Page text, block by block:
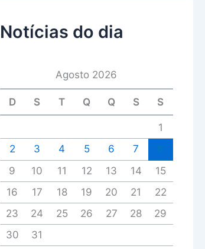
Notícias do dia
Agosto 2026
D S T Q Q S S
1
2
3 4 5 6 7
9
10 11 12 13 14
15
16
17 18 19 20 21
22
23
24 25 26 27 28
29
30
31